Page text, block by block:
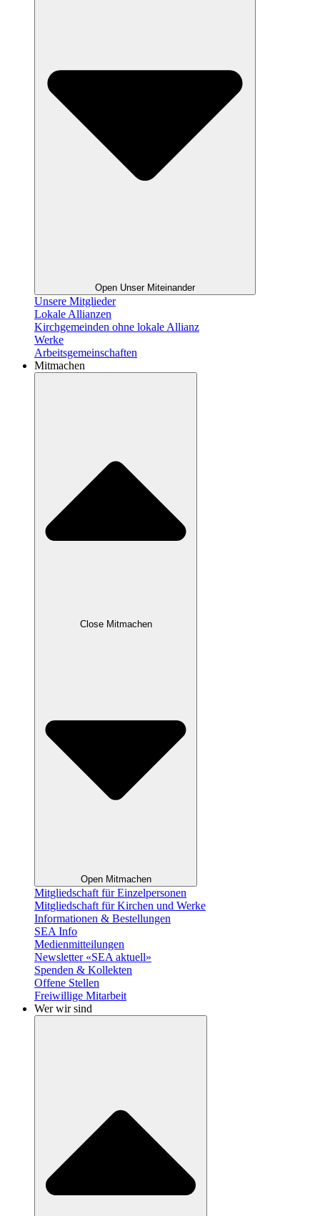
Open Unser Miteinander
Unsere Mitglieder
Lokale Allianzen
Kirchgemeinden ohne lokale Allianz
Werke
Arbeitsgemeinschaften
Mitmachen
Close Mitmachen
Open Mitmachen
Mitgliedschaft für Einzelpersonen
Mitgliedschaft für Kirchen und Werke
Informationen & Bestellungen
SEA Info
Medienmitteilungen
Newsletter «SEA aktuell»
Spenden & Kollekten
Offene Stellen
Freiwillige Mitarbeit
Wer wir sind